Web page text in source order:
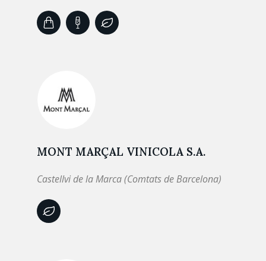
MONT MARÇAL VINICOLA S.A.
Castellvi de la Marca (Comtats de Barcelona)